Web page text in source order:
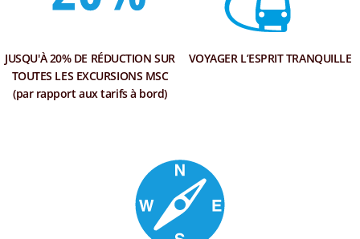
JUSQU'À 20% DE RÉDUCTION SUR
TOUTES LES EXCURSIONS MSC
(par rapport aux tarifs à bord)
VOYAGER L’ESPRIT TRANQUILLE